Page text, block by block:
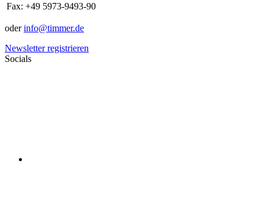
Fax: +49 5973-9493-90
oderinfo@timmer.de
Newsletter registrieren
Socials